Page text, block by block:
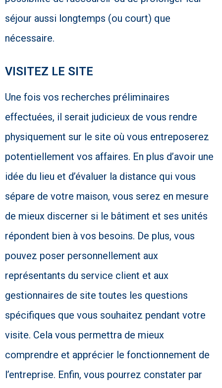
séjour aussi longtemps (ou court) que
nécessaire.
VISITEZ LE SITE
Une fois vos recherches préliminaires
effectuées, il serait judicieux de vous rendre
physiquement sur le site où vous entreposerez
potentiellement vos affaires. En plus d’avoir une
idée du lieu et d’évaluer la distance qui vous
sépare de votre maison, vous serez en mesure
de mieux discerner si le bâtiment et ses unités
répondent bien à vos besoins. De plus, vous
pouvez poser personnellement aux
représentants du service client et aux
gestionnaires de site toutes les questions
spécifiques que vous souhaitez pendant votre
visite. Cela vous permettra de mieux
comprendre et apprécier le fonctionnement de
l’entreprise. Enfin, vous pourrez constater par